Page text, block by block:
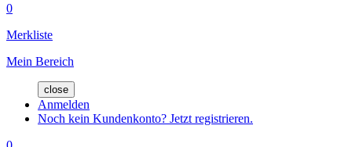
0
Merkliste
Mein Bereich
close
Anmelden
Noch kein Kundenkonto? Jetzt registrieren.